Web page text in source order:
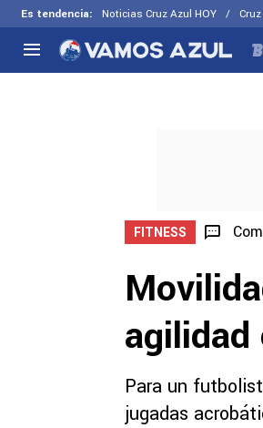
Es tendencia: Noticias Cruz Azul HOY
Selección
FITNESS
Para un
jugadas